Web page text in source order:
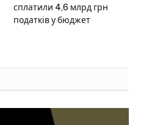
сплатили 4,6 млрд грн
податків у бюджет